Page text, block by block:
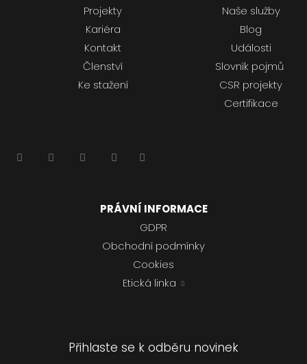
Projekty
Kariéra
Kontakt
Členství
Ke stažení
Naše služby
Blog
Události
Slovník pojmů
CSR projekty
Certifikace
PRÁVNÍ INFORMACE
GDPR
Obchodní podmínky
Cookies
Etická linka
Přihlaste se k odběru novinek